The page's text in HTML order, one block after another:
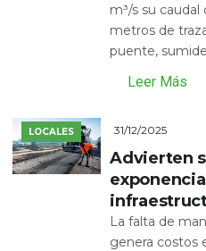
m³/s su
metros de
puente,
Leer Más
LOCALES 31/12/2025
Advierten
La falta de
genera costos